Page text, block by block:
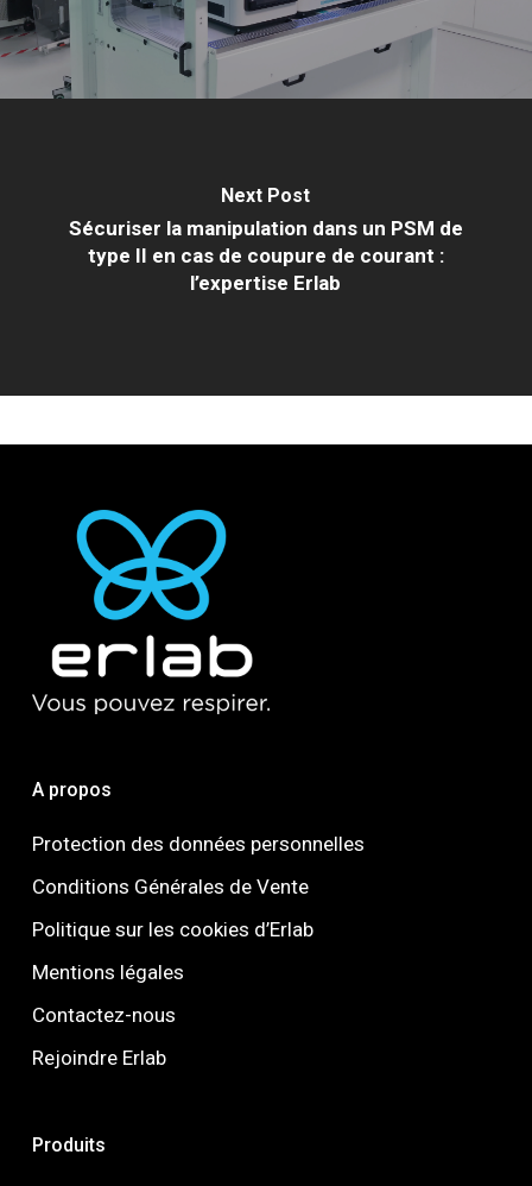
Next Post
Sécuriser la manipulation dans un PSM de
type II en cas de coupure de courant :
l’expertise Erlab
A propos
Protection des données personnelles
Conditions Générales de Vente
Politique sur les cookies d’Erlab
Mentions légales
Contactez-nous
Rejoindre Erlab
Produits